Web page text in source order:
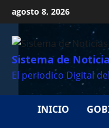
Saltar
al
contenido
agosto 8, 2026
Sistema de
El periodico Digital
INICIO